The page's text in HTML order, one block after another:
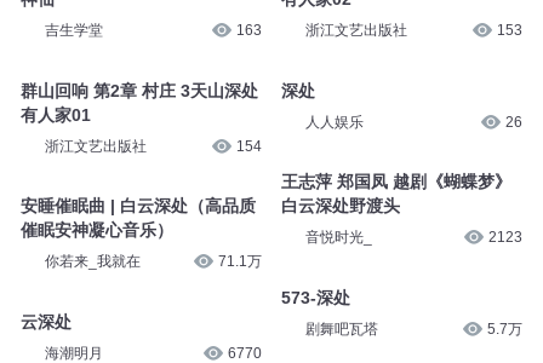
吉生学堂 163
群山回响 第2章 村庄 3天山深处
有人家01
浙江文艺出版社 154
安睡催眠曲 | 白云深处（高品质
催眠安神凝心音乐）
你若来_我就在 71.1万
云深处
海潮明月 6770
浙江文艺出版社 153
深处
人人娱乐 26
王志萍 郑国凤 越剧《蝴蝶梦》
白云深处野渡头
音悦时光_ 2123
573-深处
剧舞吧瓦塔 5.7万